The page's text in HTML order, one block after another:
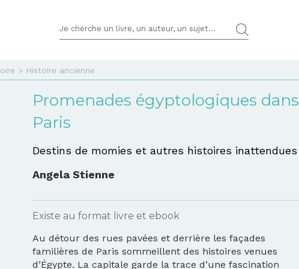
TERMES DE RECHERCHES
> Histoire ancienne
Promenades égyptologiques dans
Paris
Destins de momies et autres histoires inattendues
Angela Stienne
Existe au format livre et ebook
Au détour des rues pavées et derrière les façades
familières de Paris sommeillent des histoires venues
d’Égypte. La capitale garde la trace d’une fascination